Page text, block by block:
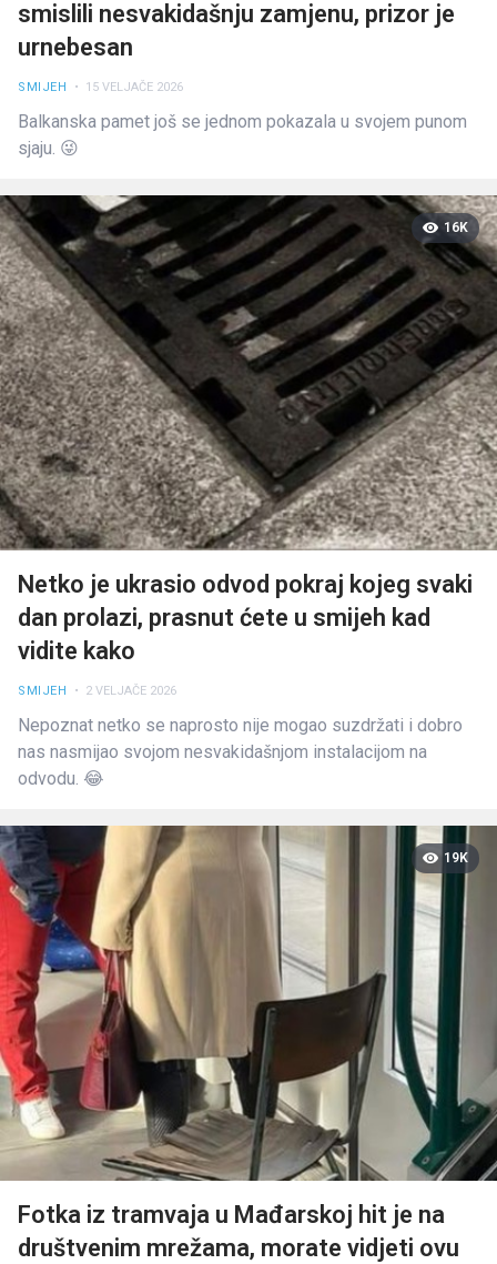
smislili nesvakidašnju zamjenu, prizor je
urnebesan
SMIJEH • 15 VELJAČE 2026
Balkanska pamet još se jednom pokazala u svojem punom
sjaju. 😜
16K
Netko je ukrasio odvod pokraj kojeg svaki
dan prolazi, prasnut ćete u smijeh kad
vidite kako
SMIJEH • 2 VELJAČE 2026
Nepoznat netko se naprosto nije mogao suzdržati i dobro
nas nasmijao svojom nesvakidašnjom instalacijom na
odvodu. 😂
19K
Fotka iz tramvaja u Mađarskoj hit je na
društvenim mrežama, morate vidjeti ovu